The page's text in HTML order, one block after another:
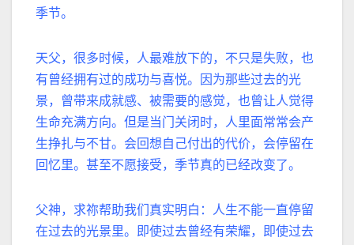
季节。
天父，很多时候，人最难放下的，不只是失败，也
有曾经拥有过的成功与喜悦。因为那些过去的光
景，曾带来成就感、被需要的感觉，也曾让人觉得
生命充满方向。但是当门关闭时，人里面常常会产
生挣扎与不甘。会回想自己付出的代价，会停留在
回忆里。甚至不愿接受，季节真的已经改变了。
父神，求祢帮助我们真实明白：人生不能一直停留
在过去的光景里。即使过去曾经有荣耀，即使过去